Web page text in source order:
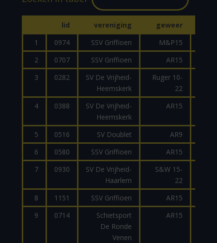
lid vereniging geweer
1
0974 SSV Griffioen M&P15
2
0707 SSV Griffioen AR15
3
0282
SV De Vrijheid-
Heemskerk
Ruger 10-
22
4 0388
SV De Vrijheid-
Heemskerk
AR15
5 0516 SV Doublet AR9
6
0580 SSV Griffioen AR15
7
0930
SV De Vrijheid-
Haarlem
S&W 15-
22
8 1151 SSV Griffioen AR15
9
0714
Schietsport
De Ronde
Venen
AR15